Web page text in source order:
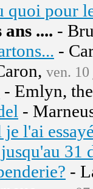
quoi pour
.... -
-
ven.
- Emlyn,
-
l'ai
31
-